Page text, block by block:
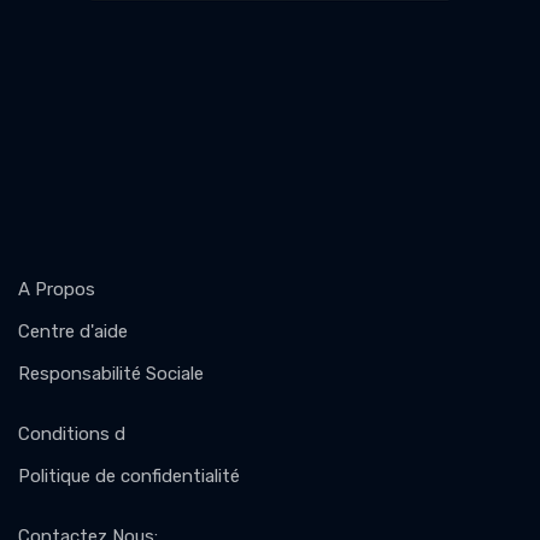
A Propos
Centre d'aide
Responsabilité Sociale
Conditions d
Politique de confidentialité